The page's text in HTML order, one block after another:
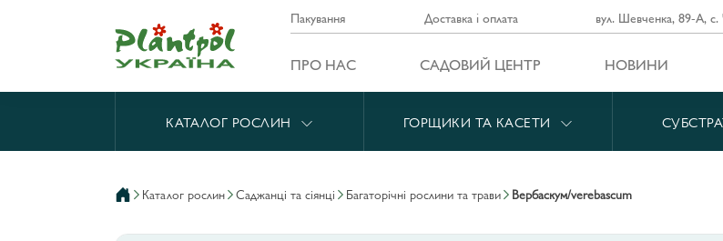
Пакування Доставка і оплата вул. Шевченка, 89-А, с.
ПРО НАС САДОВИЙ ЦЕНТР НОВИНИ
КАТАЛОГ РОСЛИН ГОРЩИКИ ТА КАСЕТИ
каталог рослин саджанці та сіянці багаторічні рослини та трави вербаскум/verebascum